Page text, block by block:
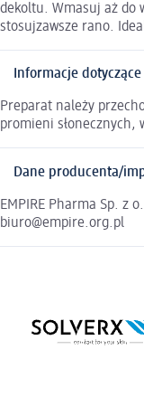
dekoltu. Wmasuj aż do
stosujzawsze rano.
Informacje
Preparat należy
promieni słonecznych,
Dane producenta/
EMPIRE Pharma Sp. z
biuro@empire.org.pl